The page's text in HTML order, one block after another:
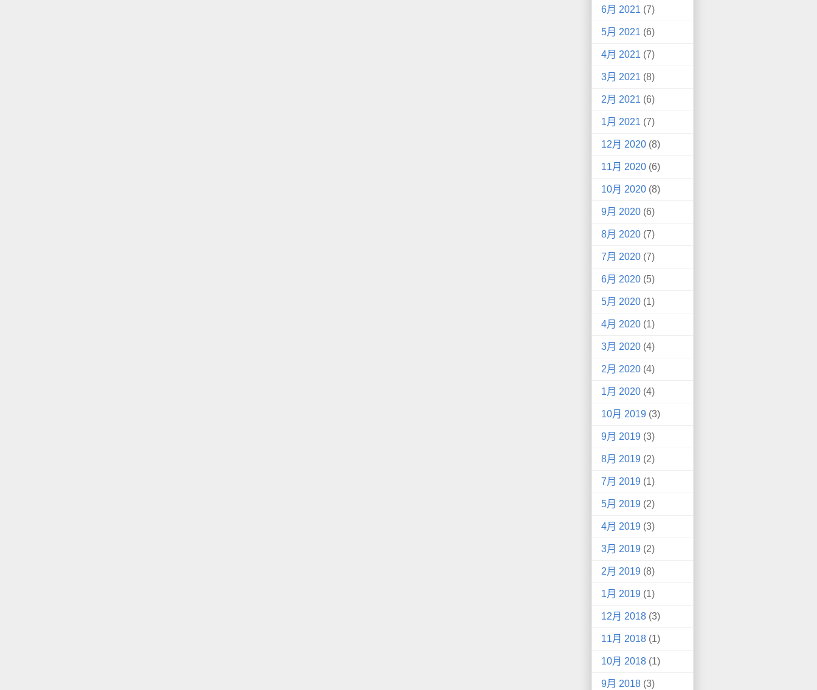
6月 2021 (7)
5月 2021 (6)
4月 2021 (7)
3月 2021 (8)
2月 2021 (6)
1月 2021 (7)
12月 2020 (8)
11月 2020 (6)
10月 2020 (8)
9月 2020 (6)
8月 2020 (7)
7月 2020 (7)
6月 2020 (5)
5月 2020 (1)
4月 2020 (1)
3月 2020 (4)
2月 2020 (4)
1月 2020 (4)
10月 2019 (3)
9月 2019 (3)
8月 2019 (2)
7月 2019 (1)
5月 2019 (2)
4月 2019 (3)
3月 2019 (2)
2月 2019 (8)
1月 2019 (1)
12月 2018 (3)
11月 2018 (1)
10月 2018 (1)
9月 2018 (3)